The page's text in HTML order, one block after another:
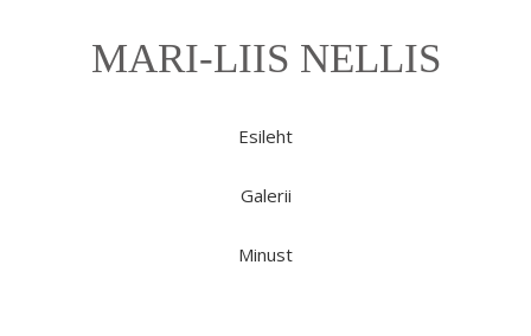
MARI-LIIS NELLIS
Esileht
Galerii
Minust